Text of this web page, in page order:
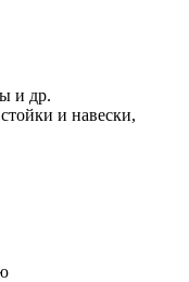
и др.
и навески,